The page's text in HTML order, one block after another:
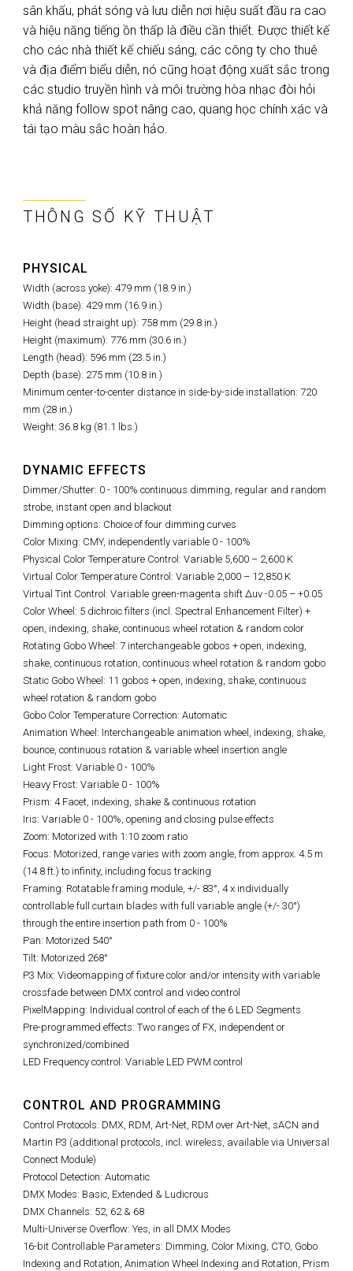
sân khấu, phát sóng và lưu diễn nơi hiệu suất đầu ra cao
và hiệu năng tiếng ồn thấp là điều cần thiết. Được thiết kế
cho các nhà thiết kế chiếu sáng, các công ty cho thuê
và địa điểm biểu diễn, nó cũng hoạt động xuất sắc trong
các studio truyền hình và môi trường hòa nhạc đòi hỏi
khả năng follow spot nâng cao, quang học chính xác và
tái tạo màu sắc hoàn hảo.
THÔNG SỐ KỸ THUẬT
PHYSICAL
Width (across yoke): 479 mm (18.9 in.)
Width (base): 429 mm (16.9 in.)
Height (head straight up): 758 mm (29.8 in.)
Height (maximum): 776 mm (30.6 in.)
Length (head): 596 mm (23.5 in.)
Depth (base): 275 mm (10.8 in.)
Minimum center-to-center distance in side-by-side installation: 720
mm (28 in.)
Weight: 36.8 kg (81.1 lbs.)
DYNAMIC EFFECTS
Dimmer/Shutter: 0 - 100% continuous dimming, regular and random
strobe, instant open and blackout
Dimming options: Choice of four dimming curves
Color Mixing: CMY, independently variable 0 - 100%
Physical Color Temperature Control: Variable 5,600 – 2,600 K
Virtual Color Temperature Control: Variable 2,000 – 12,850 K
Virtual Tint Control: Variable green-magenta shift Δuv -0.05 – +0.05
Color Wheel: 5 dichroic filters (incl. Spectral Enhancement Filter) +
open, indexing, shake, continuous wheel rotation & random color
Rotating Gobo Wheel: 7 interchangeable gobos + open, indexing,
shake, continuous rotation, continuous wheel rotation & random gobo
Static Gobo Wheel: 11 gobos + open, indexing, shake, continuous
wheel rotation & random gobo
Gobo Color Temperature Correction: Automatic
Animation Wheel: Interchangeable animation wheel, indexing, shake,
bounce, continuous rotation & variable wheel insertion angle
Light Frost: Variable 0 - 100%
Heavy Frost: Variable 0 - 100%
Prism: 4 Facet, indexing, shake & continuous rotation
Iris: Variable 0 - 100%, opening and closing pulse effects
Zoom: Motorized with 1:10 zoom ratio
Focus: Motorized, range varies with zoom angle, from approx. 4.5 m
(14.8 ft.) to infinity, including focus tracking
Framing: Rotatable framing module, +/- 83°, 4 x individually
controllable full curtain blades with full variable angle (+/- 30°)
through the entire insertion path from 0 - 100%
Pan: Motorized 540°
Tilt: Motorized 268°
P3 Mix: Videomapping of fixture color and/or intensity with variable
crossfade between DMX control and video control
PixelMapping: Individual control of each of the 6 LED Segments
Pre-programmed effects: Two ranges of FX, independent or
synchronized/combined
LED Frequency control: Variable LED PWM control
CONTROL AND PROGRAMMING
Control Protocols: DMX, RDM, Art-Net, RDM over Art-Net, sACN and
Martin P3 (additional protocols, incl. wireless, available via Universal
Connect Module)
Protocol Detection: Automatic
DMX Modes: Basic, Extended & Ludicrous
DMX Channels: 52, 62 & 68
Multi-Universe Overflow: Yes, in all DMX Modes
16-bit Controllable Parameters: Dimming, Color Mixing, CTO, Gobo
Indexing and Rotation, Animation Wheel Indexing and Rotation, Prism